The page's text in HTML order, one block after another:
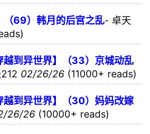
（69）韩月的后宫之乱- 卓天
越到异世界】（33）京城动乱
02/26/26 (11000+ reads)
越到异世界】（30）妈妈改嫁
26/26 (10000+ reads)